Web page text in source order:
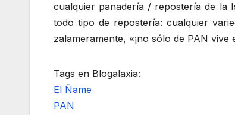
cualquier panadería / repostería de la
todo tipo de repostería: cualquier
zalameramente, «¡no sólo de PAN vive
Tags en Blogalaxia:
El Ñame
PAN